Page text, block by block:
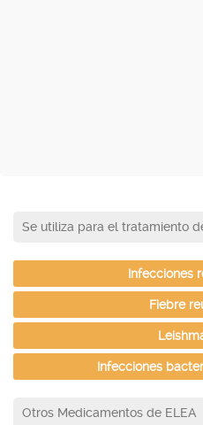
Se utiliza para el tratamiento
Infecciones
Fiebre
Infecciones
Otros Medicamentos de ELEA